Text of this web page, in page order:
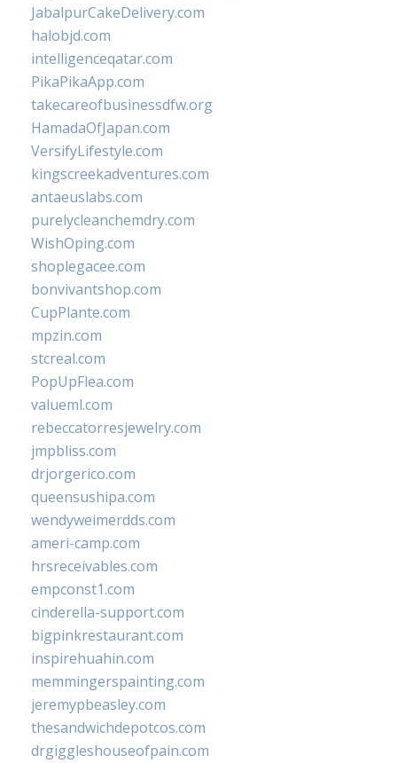
JabalpurCakeDelivery.com
halobjd.com
intelligenceqatar.com
PikaPikaApp.com
takecareofbusinessdfw.org
HamadaOfJapan.com
VersifyLifestyle.com
kingscreekadventures.com
antaeuslabs.com
purelycleanchemdry.com
WishOping.com
shoplegacee.com
bonvivantshop.com
CupPlante.com
mpzin.com
stcreal.com
PopUpFlea.com
valueml.com
rebeccatorresjewelry.com
jmpbliss.com
drjorgerico.com
queensushipa.com
wendyweimerdds.com
ameri-camp.com
hrsreceivables.com
empconst1.com
cinderella-support.com
bigpinkrestaurant.com
inspirehuahin.com
memmingerspainting.com
jeremypbeasley.com
thesandwichdepotcos.com
drgiggleshouseofpain.com